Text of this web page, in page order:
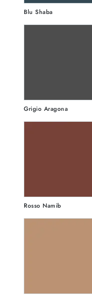
Blu Shaba
Grigio Aragona
Rosso Namib